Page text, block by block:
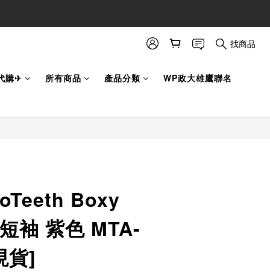
找商品
購✈ 所有商品 產品分類 WP政大雄鷹聯名
Boxy
袖 紫色 MTA-
貨]